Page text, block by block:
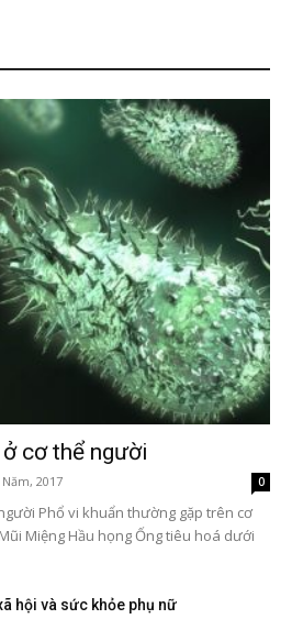
cơ thể người
2017 0
Phổ vi khuẩn thường gặp trên cơ
Miệng Hầu họng Ống tiêu hoá dưới
hội và sức khỏe phụ nữ